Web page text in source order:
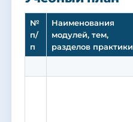
№
п/
п
Наименования
модулей, тем,
разделов практики